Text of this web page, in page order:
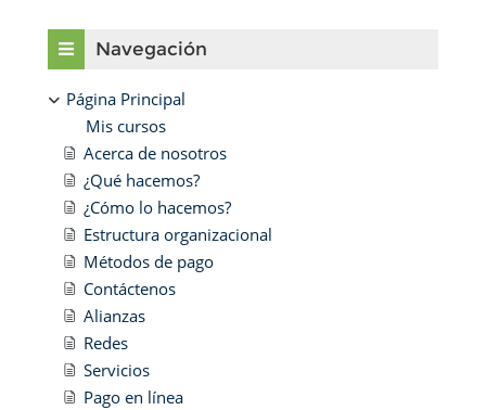
Bloques
Navegación
Página Principal
Mis cursos
Acerca de nosotros
¿Qué hacemos?
¿Cómo lo hacemos?
Estructura organizacional
Métodos de pago
Contáctenos
Alianzas
Redes
Servicios
Pago en línea